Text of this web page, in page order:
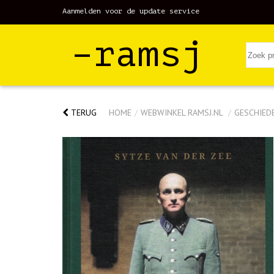
Aanmelden voor de update service
–ramsj
TERUG HOME / WEBWINKEL RAMSJ.NL /